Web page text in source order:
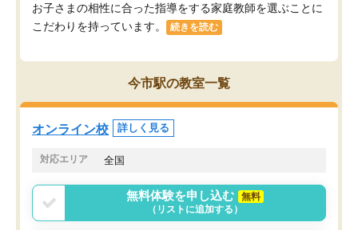
お子さまの相性に合った指導をする家庭教師を選ぶことに
こだわりを持っています。
続きを読む
今市駅の教室一覧
オンライン校 詳しく見る
対応エリア 全国
無料体験を申し込む
無料
（リストに追加する）